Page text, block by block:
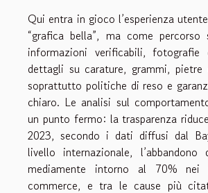
Qui entra in gioco l’esperienza
“grafica bella”, ma come
informazioni verificabili,
dettagli su carature, grammi,
soprattutto politiche di reso e
chiaro. Le analisi sul
un punto fermo: la trasparenza
2023, secondo i dati diffusi dal
livello internazionale,
mediamente intorno al 70%
commerce, e tra le cause più